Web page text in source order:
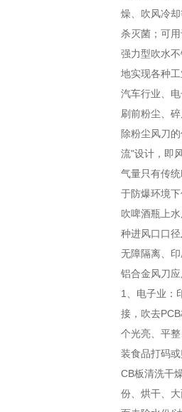
燥、吹风冷
杀灭菌；可
强力型吹水
地实现各种
汽车行业、
刷前粉尘、
除粉尘风刀
流"设计，即
气量只有传
于防爆环境
吹啤酒瓶上
种进风口口
无障隔离、
铝合金风刀
1、电子业：
接，吹去
个光亮、平
装食品打码
CB板清洗干
份、烘干、